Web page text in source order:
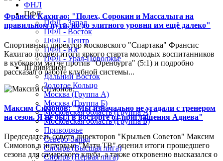
Франсис Кахигао: "Полех, Сорокин и Массалыга на
правильном пути, но до элитного уровня им ещё далеко"
Спортивный директор московского "Спартака" Франсис
Кахигао подвел итоги яркого старта молодых воспитанников
в кубковом матче против "Оренбурга" (5:1) и подробно
рассказал о работе клубной системы...
Максим Симонов: "Мы изначально не угадали с тренером
на сезон. Я не был в восторге от приглашения Адиева"
Председатель совета директоров "Крыльев Советов" Максим
Симонов в интервью "Матч ТВ" оценил итоги прошедшего
сезона для самарского клуба, а также откровенно высказался о
ФНЛ
ПФЛ
ПФЛ - Запад
ПФЛ - Восток
ПФЛ - Центр
ПФЛ - Юг
ПФЛ - Урал-Поволжье
III дивизион
Дальний Восток
Золотое Кольцо
Москва (Группа А)
Москва (Группа Б)
Московская область (Группа А)
Московская область (Группа Б)
Приволжье
Северо-Запад
Сибирь (Высшая лига)
Сибирь (Первая лига)